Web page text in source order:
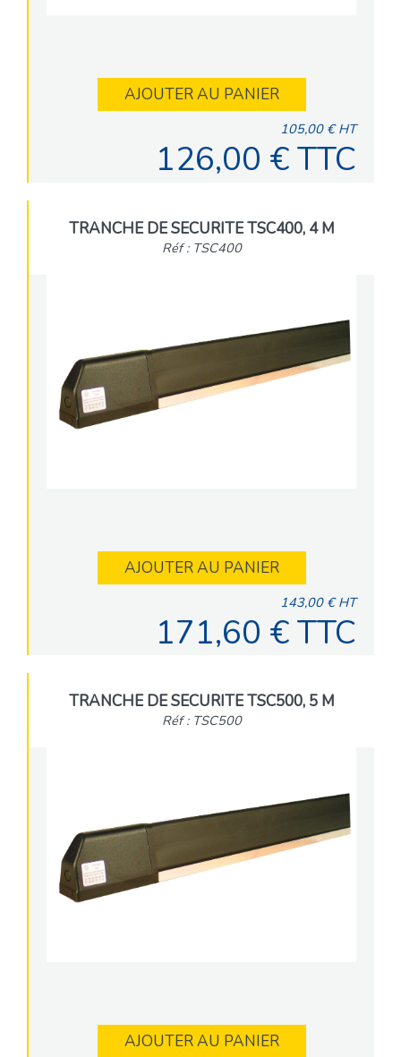
AJOUTER AU PANIER
105,00 € HT
126,00 € TTC
TRANCHE DE SECURITE TSC400, 4 M
Réf : TSC400
AJOUTER AU PANIER
143,00 € HT
171,60 € TTC
TRANCHE DE SECURITE TSC500, 5 M
Réf : TSC500
AJOUTER AU PANIER